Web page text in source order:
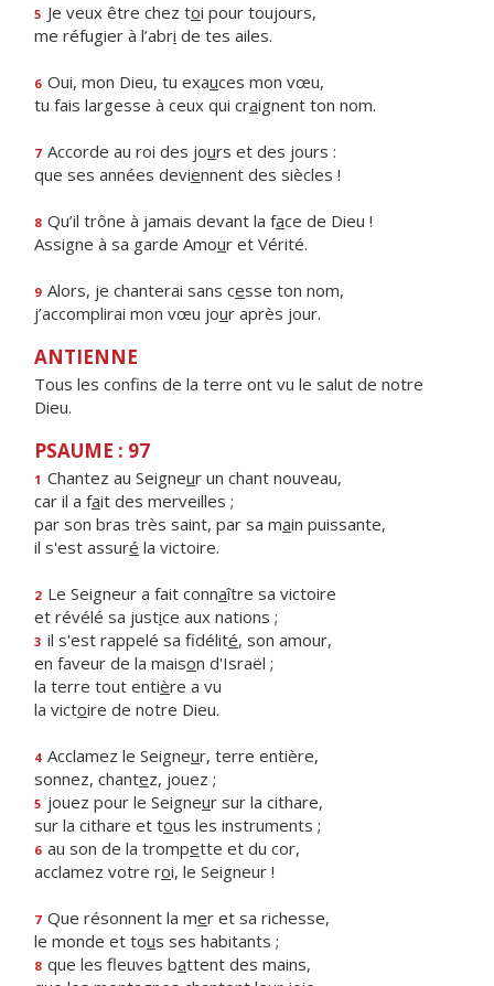
5 Je veux être chez toi pour toujours,
me réfugier à l’abri de tes ailes.
6 Oui, mon Dieu, tu exauces mon vœu,
tu fais largesse à ceux qui craignent ton nom.
7 Accorde au roi des jours et des jours :
que ses années deviennent des siècles !
8 Qu’il trône à jamais devant la face de Dieu !
Assigne à sa garde Amour et Vérité.
9 Alors, je chanterai sans cesse ton nom,
j’accomplirai mon vœu jour après jour.
ANTIENNE
Tous les confins de la terre ont vu le salut de notre
Dieu.
PSAUME : 97
1 Chantez au Seigneur un chant nouveau,
car il a fait des merveilles ;
par son bras très saint, par sa main puissante,
il s'est assuré la victoire.
2 Le Seigneur a fait connaître sa victoire
et révélé sa justice aux nations ;
3 il s'est rappelé sa fidélité, son amour,
en faveur de la maison d'Israël ;
la terre tout entière a vu
la victoire de notre Dieu.
4 Acclamez le Seigneur, terre entière,
sonnez, chantez, jouez ;
5 jouez pour le Seigneur sur la cithare,
sur la cithare et tous les instruments ;
6 au son de la trompette et du cor,
acclamez votre roi, le Seigneur !
7 Que résonnent la mer et sa richesse,
le monde et tous ses habitants ;
8 que les fleuves battent des mains,